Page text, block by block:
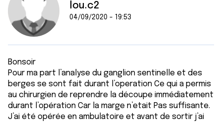
lou.c2
04/09/2020 - 19:53
Bonsoir
Pour ma part l’analyse du ganglion sentinelle et des
berges se sont fait durant l’operation Ce qui a permis
au chirurgien de reprendre la découpe immédiatement
durant l’opération Car la marge n’etait Pas suffisante.
J’ai été opérée en ambulatoire et avant de sortir j’ai